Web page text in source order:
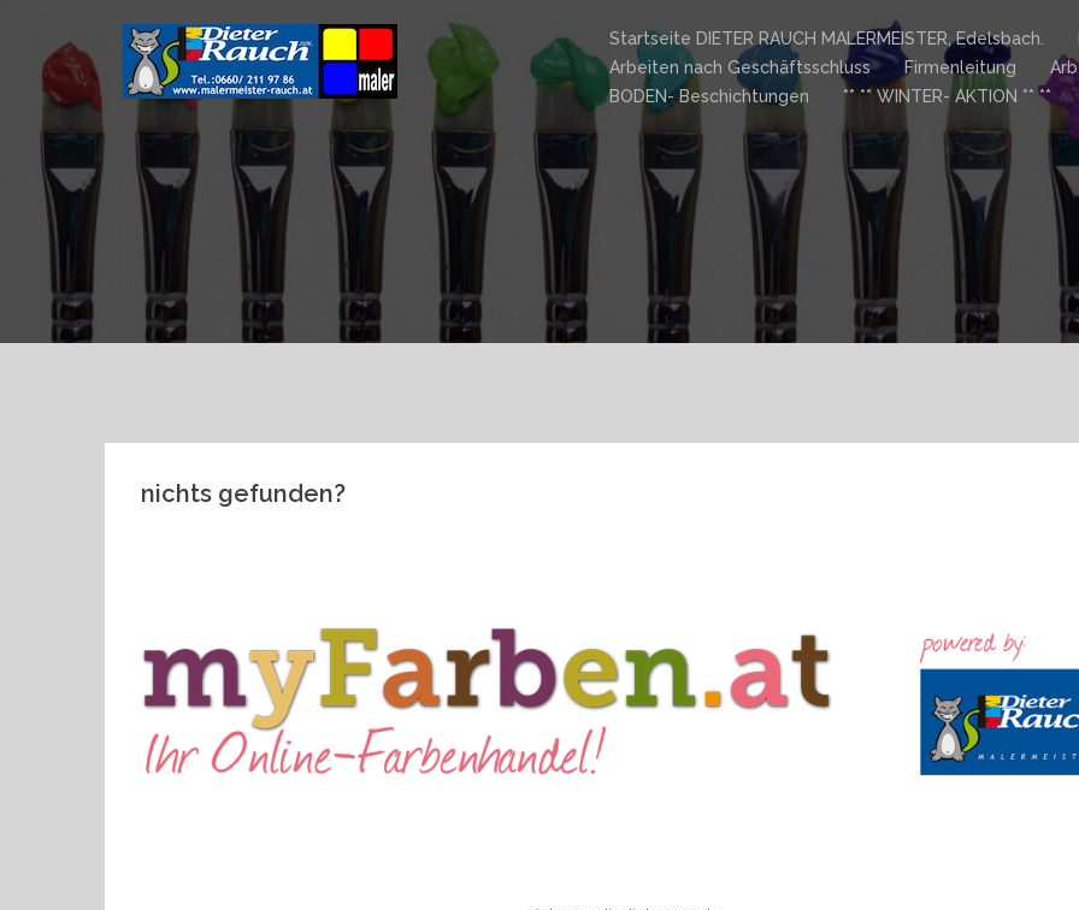
content
Startseite DIETER RAUCH MALERMEISTER, Edelsbach.
Arbeiten nach Geschäftsschluss
Firmenleitung
BODEN- Beschichtungen
** ** WINTER- AKTION ** **
nichts gefunden?